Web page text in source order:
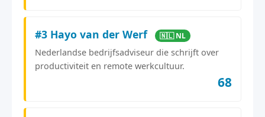
#3 Hayo van der Werf 🇳🇱 NL
Nederlandse bedrijfsadviseur die schrijft over
productiviteit en remote werkcultuur.
68